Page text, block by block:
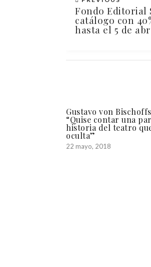
Fondo Editorial
catálogo con
hasta el 5 de
Gustavo von
“Quise contar una
historia del teatro
oculta”
22 mayo, 2018